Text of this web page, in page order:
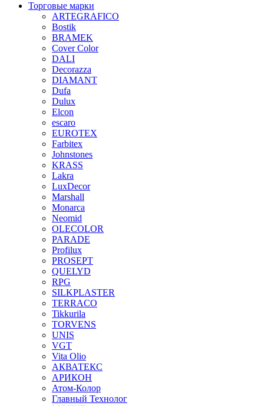
Торговые марки
ARTEGRAFICO
Bostik
BRAMEK
Cover Color
DALI
Decorazza
DIAMANT
Dufa
Dulux
Elcon
escaro
EUROTEX
Farbitex
Johnstones
KRASS
Lakra
LuxDecor
Marshall
Monarca
Neomid
OLECOLOR
PARADE
Profilux
PROSEPT
QUELYD
RPG
SILKPLASTER
TERRACO
Tikkurila
TORVENS
UNIS
VGT
Vita Olio
АКВАТЕКС
АРИКОН
Атом-Колор
Главный Технолог